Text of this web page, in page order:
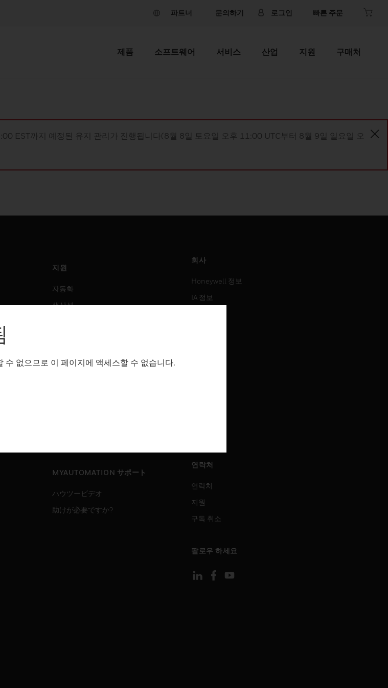
파트너 문의하기 로그인 빠른 주문
제품 소프트웨어 서비스 산업 지원 구매처
EST까지 예정된 유지 관리가 진행됩니다(8월 8일 토요일 오후 11:00 UTC부터 8월 9일 일요일 오
지원
자동화
생산성
구매처
MYAUTOMATION サポート
ハウツービデオ
助けが必要ですか?
회사
Honeywell 정보
IA 정보
연락처
연락처
지원
구독 취소
팔로우 하세요
수 없으므로 이 페이지에 액세스할 수 없습니다.